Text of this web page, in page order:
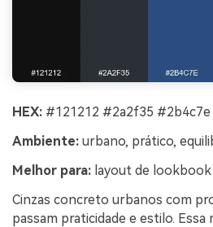
HEX: #121212 #2a2f35
Ambiente: urbano, prático,
Melhor para: layout de
Cinzas concreto urbanos com
passam praticidade e estilo.